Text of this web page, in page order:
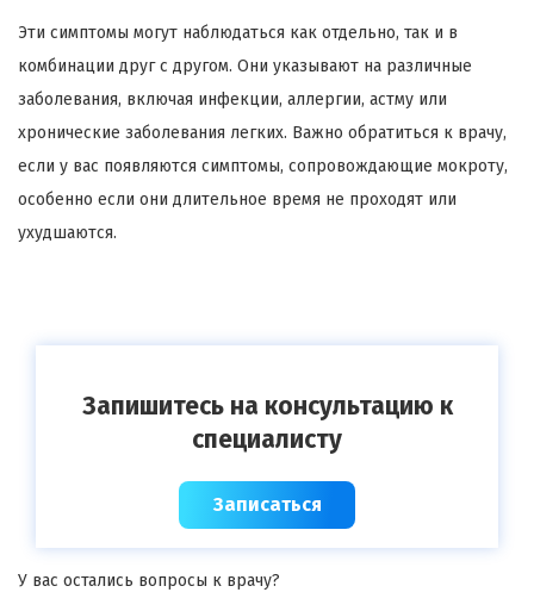
Эти симптомы могут наблюдаться как отдельно, так и в
комбинации друг с другом. Они указывают на различные
заболевания, включая инфекции, аллергии, астму или
хронические заболевания легких. Важно обратиться к врачу,
если у вас появляются симптомы, сопровождающие мокроту,
особенно если они длительное время не проходят или
ухудшаются.
Запишитесь на консультацию к
специалисту
Записаться
У вас остались вопросы к врачу?